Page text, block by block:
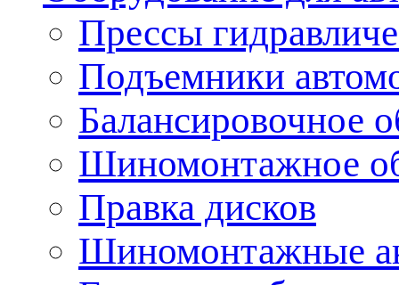
Прессы
Подъемники
Балансировочное
Шиномонтажное
Правка дисков
Шиномонтажные